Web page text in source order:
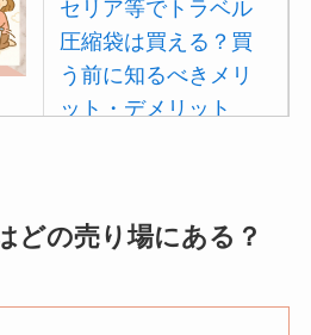
セリア等でトラベル
圧縮袋は買える？買
う前に知るべきメリ
ット・デメリット
セリア等でポイズン
どの売り場にある？